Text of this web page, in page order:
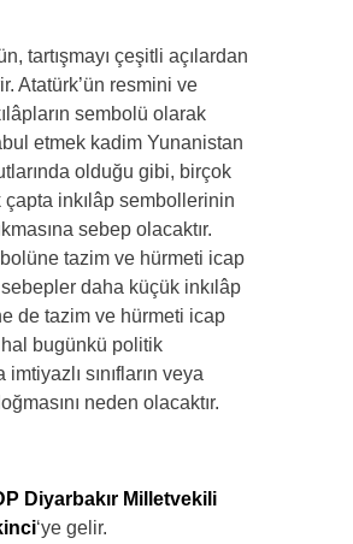
tartışmayı çeşitli açılardan
Atatürk’ün resmini ve
sembolü olarak
etmek kadim Yunanistan
olduğu gibi, birçok
inkılâp sembollerinin
sebep olacaktır.
tazim ve hürmeti icap
daha küçük inkılâp
de tazim ve hürmeti icap
bugünkü politik
imtiyazlı sınıfların veya
neden olacaktır.
Diyarbakır Milletvekili
‘ye gelir.